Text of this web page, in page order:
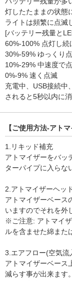
灯したたままの状態
ライトは頻繁に点滅
[バッテリー残量と
60%-100% 点灯し続
30%-59% ゆっくり
10%-29% 中速度で
0%-9% 速く点滅
充電中、USB接続中
されると5秒以内に消
【ご使用方法-アトマ
1.リキッド補充
アトマイザーをバッ
ターパイプに入らな
2.アトマイザーヘッ
アトマイザーベース
いますのでそれを外
※ご注意: アトマイ
ルを含ませた綿また
3.エアフロー(空気流
アトマイザーベース
減らす事が出来ます